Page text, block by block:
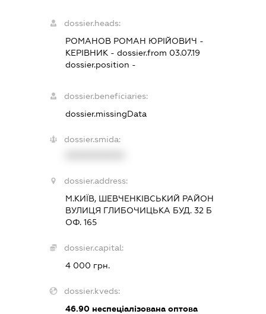
dossier.heads:
РОМАНОВ РОМАН ЮРІЙОВИЧ -
КЕРІВНИК - dossier.from 03.07.19
dossier.position -
dossier.beneficiaries:
dossier.missingData
dossier.smida:
dossier.address:
М.КИЇВ, ШЕВЧЕНКІВСЬКИЙ РАЙОН
ВУЛИЦЯ ГЛИБОЧИЦЬКА БУД. 32 Б
ОФ. 165
dossier.capital:
4 000 грн.
dossier.kveds:
46.90 неспеціалізована оптова